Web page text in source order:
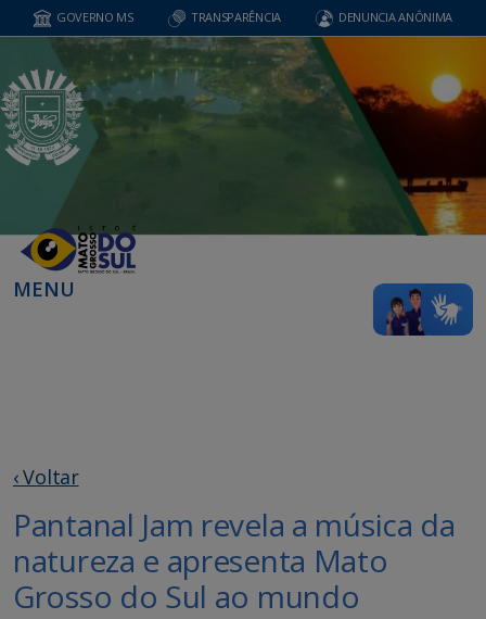
GOVERNO MS TRANSPARÊNCIA DENUNCIA ANÔNIMA
MENU
‹ Voltar
Pantanal Jam revela a música da
natureza e apresenta Mato
Grosso do Sul ao mundo